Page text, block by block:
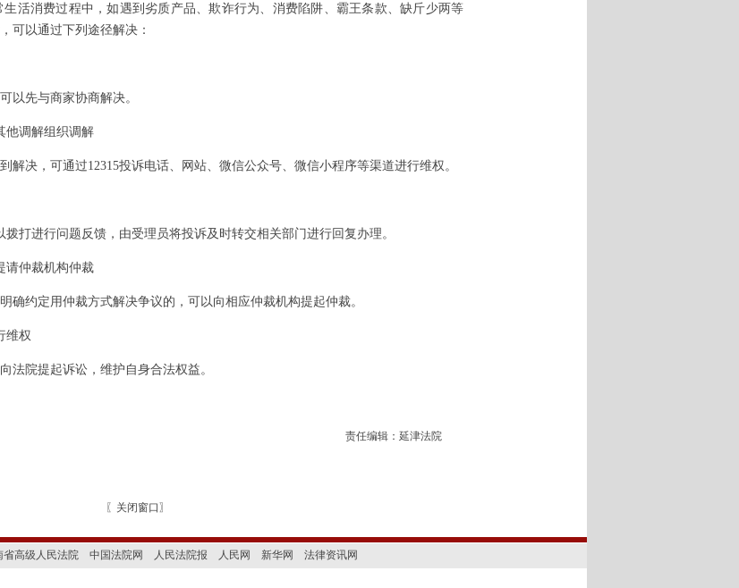
生活消费过程中，如遇到劣质产品、欺诈行为、消费陷阱、霸王条款、缺斤少两等
可以通过下列途径解决：
以先与商家协商解决。
他调解组织调解
解决，可通过12315投诉电话、网站、微信公众号、微信小程序等渠道进行维权。
拨打进行问题反馈，由受理员将投诉及时转交相关部门进行回复办理。
请仲裁机构仲裁
确约定用仲裁方式解决争议的，可以向相应仲裁机构提起仲裁。
维权
法院提起诉讼，维护自身合法权益。
责任编辑：延津法院
〖 关闭窗口 〗
省高级人民法院 中国法院网 人民法院报 人民网 新华网 法律资讯网